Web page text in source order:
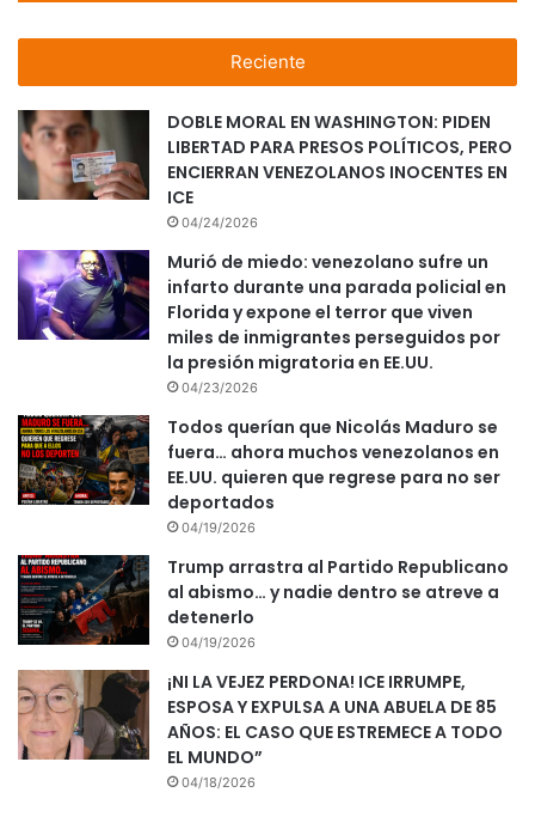
Reciente
DOBLE MORAL EN WASHINGTON: PIDEN
LIBERTAD PARA PRESOS POLÍTICOS, PERO
ENCIERRAN VENEZOLANOS INOCENTES EN
ICE
04/24/2026
Murió de miedo: venezolano sufre un
infarto durante una parada policial en
Florida y expone el terror que viven
miles de inmigrantes perseguidos por
la presión migratoria en EE.UU.
04/23/2026
Todos querían que Nicolás Maduro se
fuera… ahora muchos venezolanos en
EE.UU. quieren que regrese para no ser
deportados
04/19/2026
Trump arrastra al Partido Republicano
al abismo… y nadie dentro se atreve a
detenerlo
04/19/2026
¡NI LA VEJEZ PERDONA! ICE IRRUMPE,
ESPOSA Y EXPULSA A UNA ABUELA DE 85
AÑOS: EL CASO QUE ESTREMECE A TODO
EL MUNDO”
04/18/2026